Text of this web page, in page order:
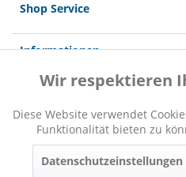
Shop Service
Informationen
Nachnahmegebühren, wenn
Funktionale
Marketing
Wir respektieren
Diese Website verwendet
Funktionalität bieten zu
Datenschutzeinstellungen